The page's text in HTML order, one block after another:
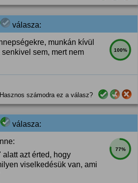
válasza:
100%
munkán kívül
sem, mert nem
Hasznos számodra ez a válasz?
válasza:
77%
azt érted, hogy
viselkedésük van, ami